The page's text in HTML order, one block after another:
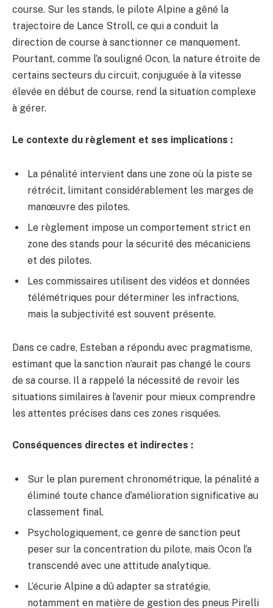
course. Sur les stands, le pilote Alpine a gêné la
trajectoire de Lance Stroll, ce qui a conduit la
direction de course à sanctionner ce manquement.
Pourtant, comme l’a souligné Ocon, la nature étroite de
certains secteurs du circuit, conjuguée à la vitesse
élevée en début de course, rend la situation complexe
à gérer.
Le contexte du règlement et ses implications :
La pénalité intervient dans une zone où la piste se
rétrécit, limitant considérablement les marges de
manœuvre des pilotes.
Le règlement impose un comportement strict en
zone des stands pour la sécurité des mécaniciens
et des pilotes.
Les commissaires utilisent des vidéos et données
télémétriques pour déterminer les infractions,
mais la subjectivité est souvent présente.
Dans ce cadre, Esteban a répondu avec pragmatisme,
estimant que la sanction n’aurait pas changé le cours
de sa course. Il a rappelé la nécessité de revoir les
situations similaires à l’avenir pour mieux comprendre
les attentes précises dans ces zones risquées.
Conséquences directes et indirectes :
Sur le plan purement chronométrique, la pénalité a
éliminé toute chance d’amélioration significative au
classement final.
Psychologiquement, ce genre de sanction peut
peser sur la concentration du pilote, mais Ocon l’a
transcendé avec une attitude analytique.
L’écurie Alpine a dû adapter sa stratégie,
notamment en matière de gestion des pneus Pirelli